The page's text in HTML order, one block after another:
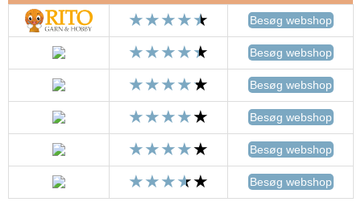
Besøg webshop
Besøg webshop
Besøg webshop
Besøg webshop
Besøg webshop
Besøg webshop